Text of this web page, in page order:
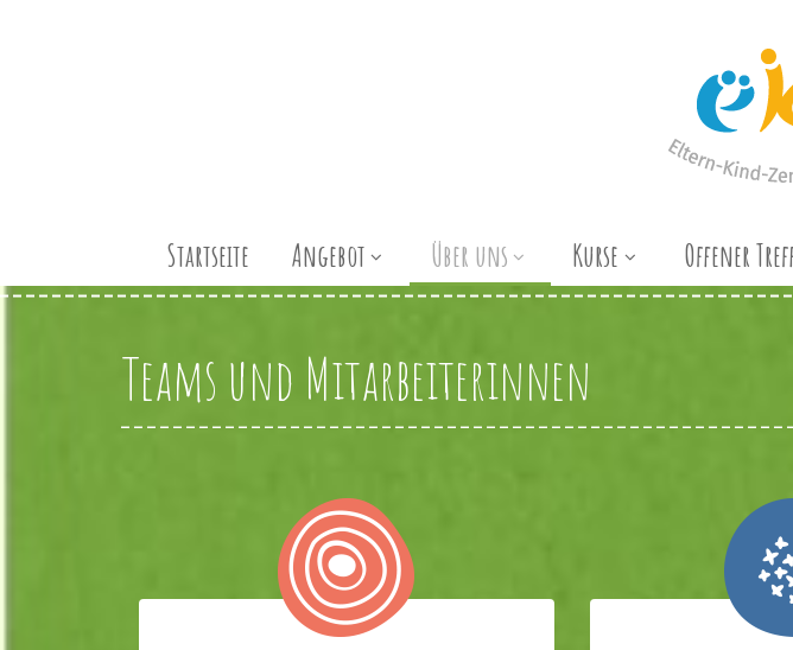
Startseite Angebot Über uns Kurse Offener
Teams und Mitarbeiterinnen